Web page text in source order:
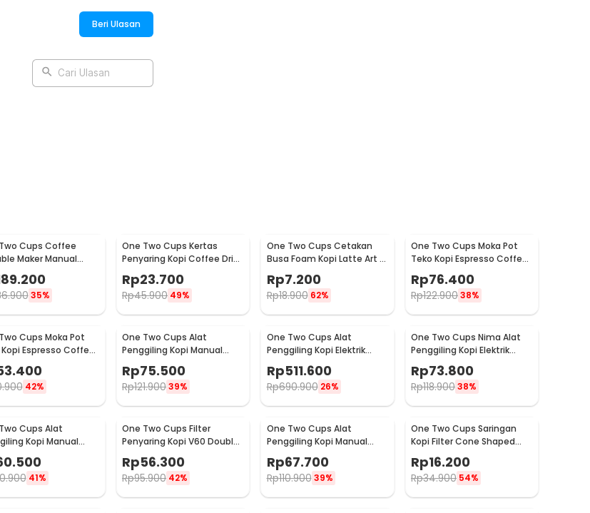
Beri Ulasan
Cari Ulasan
Cups Coffee
Maker Manual
Press Espresso 300ml
35%
One Two Cups Kertas
Penyaring Kopi Coffee Drip
Bag Paper Filter 50PCS -
T111
Rp23.700
Rp45.900 49%
One Two Cups Cetakan
Busa Foam Kopi Latte Art 16
Rp7.200
Rp18.900 62%
One Two Cups Moka Pot
Teko Kopi Espresso Coffee
Stovetop 6 Cup 300ml -
Z20
Rp76.400
Rp122.90038%
Cups Moka Pot
Kopi Espresso Coffee
2 Cup 100ml -
42%
One Two Cups Alat
Penggiling Kopi Manual
16290
Rp75.500
Rp121.90039%
One Two Cups Alat
Penggiling Kopi Elektrik
Coffee Grinder Adjustable
- 600N
Rp511.600
Rp690.900 26%
One Two Cups Nima Alat
Penggiling Kopi Elektrik
Bumbu Coffee Grinder -
NM-8300
Rp73.800
Rp118.90038%
Cups Alat
Kopi Manual
Grinder Adjustable
41%
One Two Cups Filter
Penyaring Kopi V60 Double
Layer Coffee Filter - FS-40S
Rp56.300
Rp95.900 42%
One Two Cups Alat
Penggiling Kopi Manual
Coffee Grinder Adjustable
- CF4146
Rp67.700
Rp110.900 39%
One Two Cups Saringan
Kopi Filter Cone Shaped
Coffee Dripper 1 PCS - K741
Rp16.200
Rp34.900 54%